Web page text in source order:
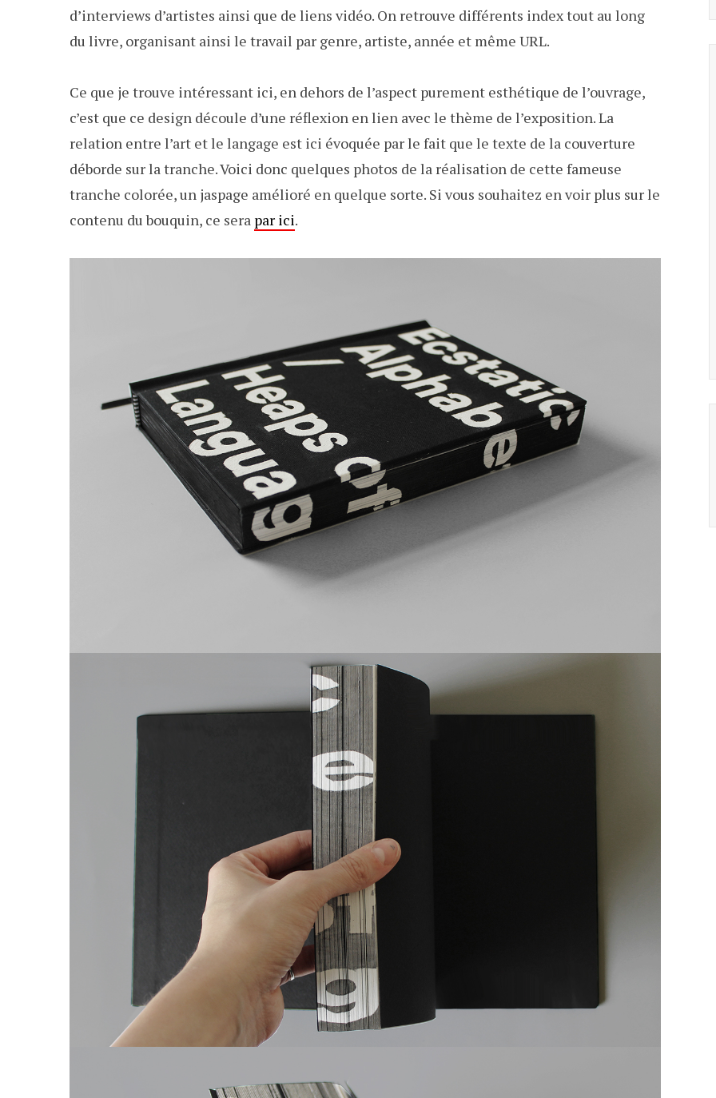
d’interviews d’artistes ainsi que de liens vidéo. On retrouve différents index tout au long
du livre, organisant ainsi le travail par genre, artiste, année et même URL.
Ce que je trouve intéressant ici, en dehors de l’aspect purement esthétique de l’ouvrage,
c’est que ce design découle d’une réflexion en lien avec le thème de l’exposition. La
relation entre l’art et le langage est ici évoquée par le fait que le texte de la couverture
déborde sur la tranche. Voici donc quelques photos de la réalisation de cette fameuse
tranche colorée, un jaspage amélioré en quelque sorte. Si vous souhaitez en voir plus sur le
contenu du bouquin, ce sera par ici.